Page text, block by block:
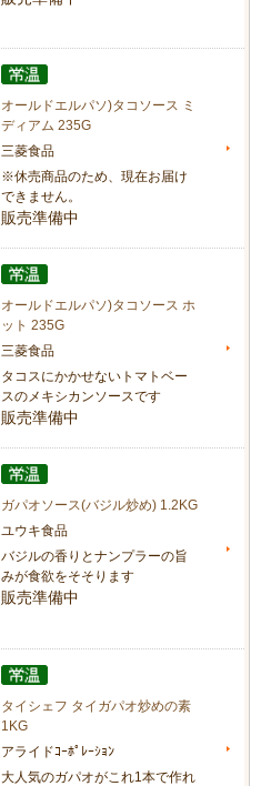
オールドエルパソ)タコソース ミ
ディアム 235G
三菱食品
※休売商品のため、現在お届け
できません。
販売準備中
オールドエルパソ)タコソース ホ
ット 235G
三菱食品
タコスにかかせないトマトベー
スのメキシカンソースです
販売準備中
ガパオソース(バジル炒め) 1.2KG
ユウキ食品
バジルの香りとナンプラーの旨
みが食欲をそそります
販売準備中
タイシェフ タイガパオ炒めの素
1KG
アライドｺｰﾎﾟﾚｰｼｮﾝ
大人気のガパオがこれ1本で作れ